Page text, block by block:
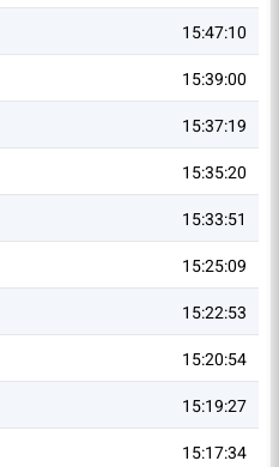
15:47:10
15:39:00
15:37:19
15:35:20
15:33:51
15:25:09
15:22:53
15:20:54
15:19:27
15:17:34